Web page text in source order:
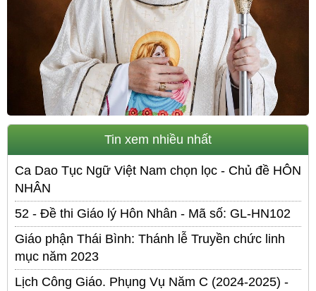
Tin xem nhiều nhất
Ca Dao Tục Ngữ Việt Nam chọn lọc - Chủ đề HÔN
NHÂN
52 - Đề thi Giáo lý Hôn Nhân - Mã số: GL-HN102
Giáo phận Thái Bình: Thánh lễ Truyền chức linh
mục năm 2023
Lịch Công Giáo. Phụng Vụ Năm C (2024-2025) -